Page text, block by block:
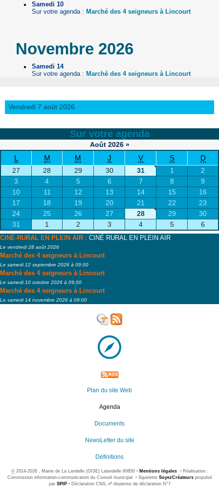
Samedi 10
Sur votre agenda : Marché des 4 seigneurs à Lincourt
Novembre 2026
Samedi 14
Sur votre agenda : Marché des 4 seigneurs à Lincourt
Vendredi 7 août 2026
Sur votre agenda
Août 2026 »
L M M J V S D
27 28 29 30 31 1
2
3
4 5 6 7 8
9
10
11 12 13 14 15
16
17
18 19 20 21 22
23
24
25 26 27 28 29
30
31
1 2 3 4 5 6
CINÉ-RURAL EN PLEIN AIR : CINÉ RURAL EN PLEIN AIR
Le vendredi 28 août 2026
Marché des 4 seigneurs à Lincourt
Le samedi 12 septembre 2026 à 09:00
Marché des 4 seigneurs à Lincourt
Le samedi 10 octobre 2026 à 09:00
Marché des 4 seigneurs à Lincourt
Le samedi 14 novembre 2026 à 09:00
Plan du site Web
Agenda
Documents
NewsLetter du site
Définitions
©2014-2026 , Mairie de La Landelle (OISE) Lalandelle 60850 • Mentions légales • Réalisation :
Commission information-communication du Conseil municipal
•Squelette SoyezCréateurspropulsé
par SPIP •Déclaration CNIL nº dispense de déclaration N°7